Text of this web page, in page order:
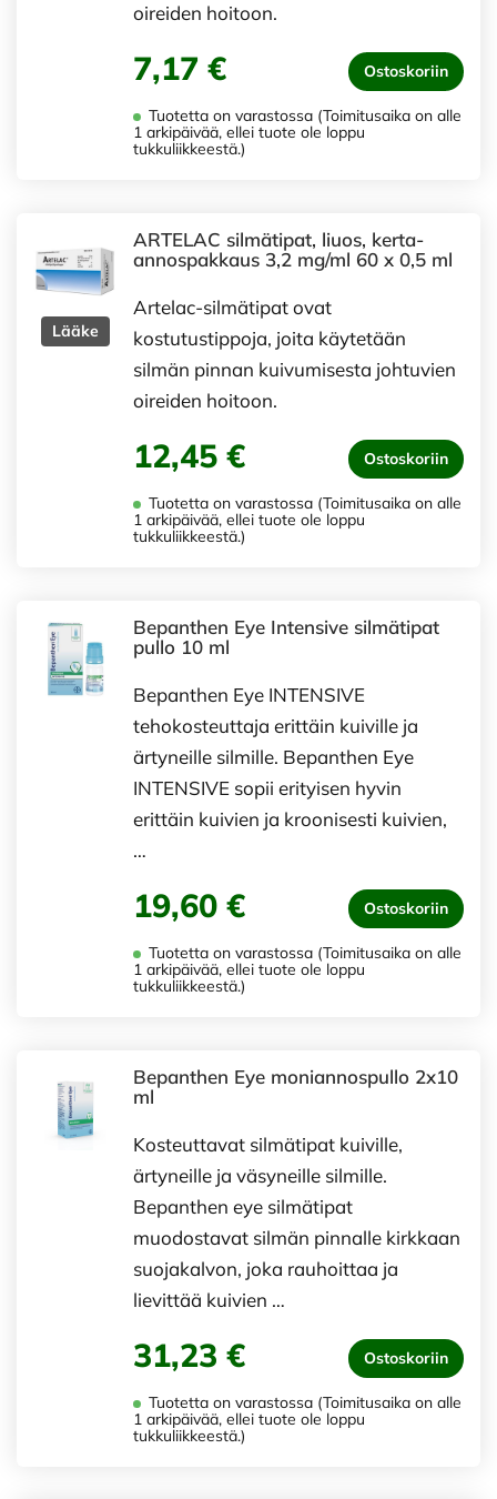
oireiden hoitoon.
7,17 € Ostoskoriin
Tuotetta on varastossa (Toimitusaika on alle
1 arkipäivää, ellei tuote ole loppu
tukkuliikkeestä.)
Lääke
ARTELAC silmätipat, liuos, kerta-
annospakkaus 3,2 mg/ml 60 x 0,5 ml
Artelac-silmätipat ovat
kostutustippoja, joita käytetään
silmän pinnan kuivumisesta johtuvien
oireiden hoitoon.
12,45 € Ostoskoriin
Tuotetta on varastossa (Toimitusaika on alle
1 arkipäivää, ellei tuote ole loppu
tukkuliikkeestä.)
Bepanthen Eye Intensive silmätipat
pullo 10 ml
Bepanthen Eye INTENSIVE
tehokosteuttaja erittäin kuiville ja
ärtyneille silmille. Bepanthen Eye
INTENSIVE sopii erityisen hyvin
erittäin kuivien ja kroonisesti kuivien,
…
19,60 € Ostoskoriin
Tuotetta on varastossa (Toimitusaika on alle
1 arkipäivää, ellei tuote ole loppu
tukkuliikkeestä.)
Bepanthen Eye moniannospullo 2x10
ml
Kosteuttavat silmätipat kuiville,
ärtyneille ja väsyneille silmille.
Bepanthen eye silmätipat
muodostavat silmän pinnalle kirkkaan
suojakalvon, joka rauhoittaa ja
lievittää kuivien …
31,23 € Ostoskoriin
Tuotetta on varastossa (Toimitusaika on alle
1 arkipäivää, ellei tuote ole loppu
tukkuliikkeestä.)